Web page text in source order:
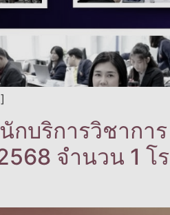
บริการวิชากา
จำนวน 1